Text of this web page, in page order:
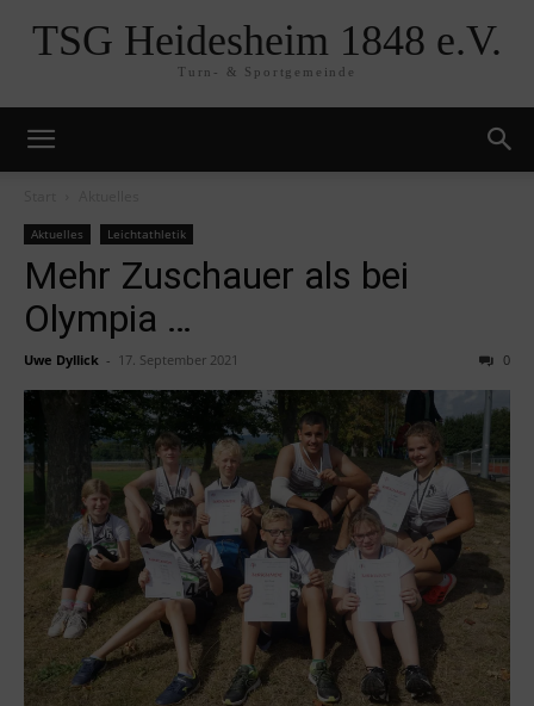
TSG Heidesheim 1848 e.V.
Turn- & Sportgemeinde
Aktuelles Leichtathletik
Mehr Zuschauer als bei
Olympia …
Uwe Dyllick - 17. September 2021 0